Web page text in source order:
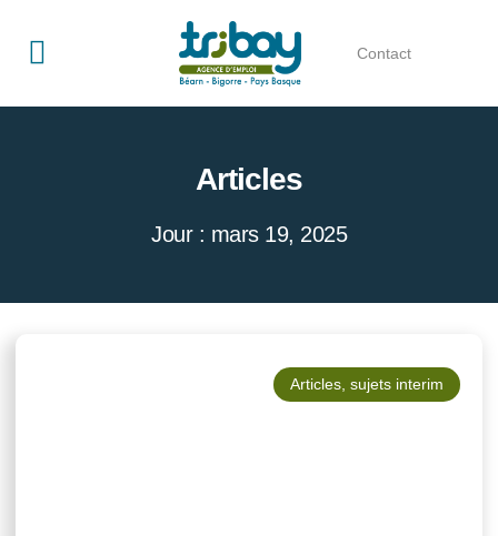
Contact
Articles
Jour : mars 19, 2025
Articles sujets interim